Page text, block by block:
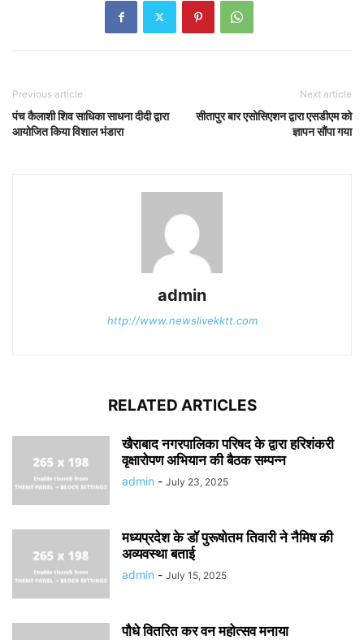
Previous article
पंच कैलाशी शिव साधिका साधना दीदी द्वारा
आयोजित किया विशाल भंडारा
Next article
सीतापुर बार एसोसिएशन द्वारा एसडीएम को
ज्ञापन सौंपा गया
admin
http://www.newslivekktt.com
RELATED ARTICLES
खैराबाद नगरपालिका परिषद के द्वारा हरिशंकरी
वृक्षारोपण अभियान की बैठक सम्पन्न
admin - July 23, 2025
मध्यप्रदेश के डॉ पुरूषोतम तिवारी ने नैमिष की
अव्यवस्था बताई
admin - July 15, 2025
पौधे वितरित कर वन महोत्सव मनाया